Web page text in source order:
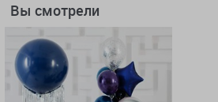
Вы смотрели